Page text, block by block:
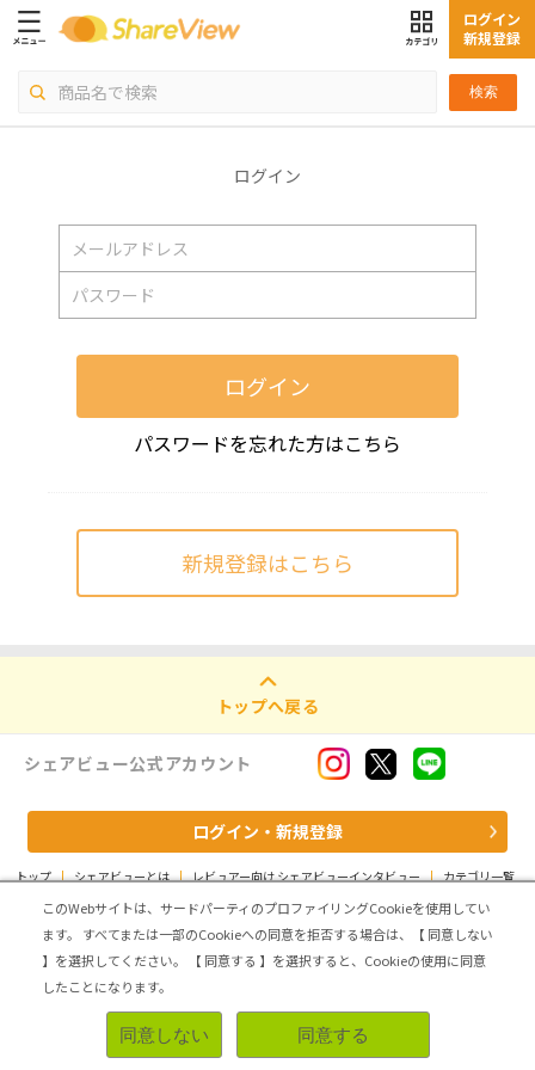
検索
ログイン
新規登録
ログイン
ログイン
パスワードを忘れた方はこちら
新規登録はこちら
トップへ戻る
シェアビュー公式アカウント
ログイン・新規登録
トップ | シェアビューとは | レビュアー向け シェアビューインタビュー | カテゴリ一覧
運営会社 | 個人情報の取扱いについて | 利用規約 サイトマップ
Copyright (C) ASMARQ Co.,Ltd. All Rights Reserved.
このWebサイトは、サードパーティのプロファイリングCookieを使用してい
ます。
すべてまたは一部のCookieへの同意を拒否する場合は、【 同意しない
】を選択してください。
【 同意する 】を選択すると、Cookieの使用に同意
したことになります。
同意しない 同意する